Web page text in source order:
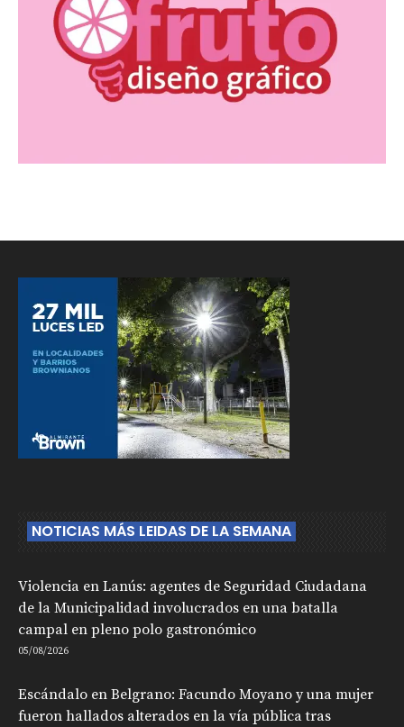
NOTICIAS MÁS LEIDAS DE LA SEMANA
Violencia en Lanús: agentes de Seguridad Ciudadana
de la Municipalidad involucrados en una batalla
campal en pleno polo gastronómico
05/08/2026
Escándalo en Belgrano: Facundo Moyano y una mujer
fueron hallados alterados en la vía pública tras